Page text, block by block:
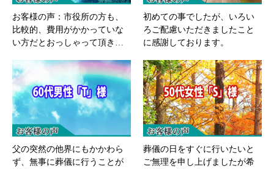
お客様の声：市役所の方も、
比較的、費用がかかっていな
い方だとおっしゃって頂き…
初めての事でしたが、いろい
ろご配慮いただきましたこと
に感謝しております。
父の突然の他界にもかかわら
ず、無事に葬儀に行うことが
葬儀の日をすぐに行いたいと
ご無理を申し上げましたが希